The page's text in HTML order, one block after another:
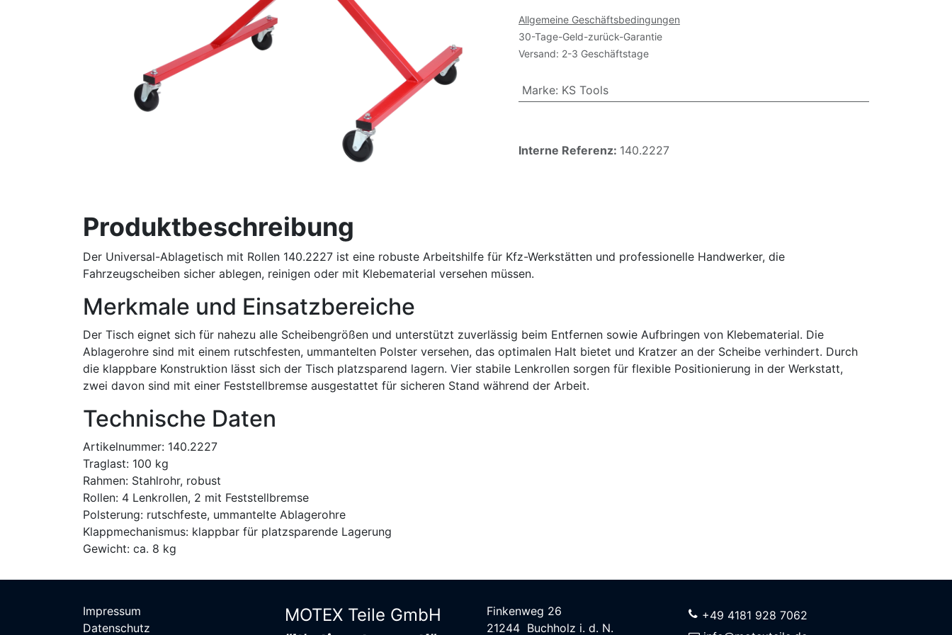
Allgemeine Geschäftsbedingungen
30-Tage-Geld-zurück-Garantie
Versand: 2-3 Geschäftstage
Marke: KS Tools
Interne Referenz: 140.2227
Produktbeschreibung
Der Universal-Ablagetisch mit Rollen 140.2227 ist eine robuste Arbeitshilfe für Kfz-Werkstätten und professionelle Handwerker, die
Fahrzeugscheiben sicher ablegen, reinigen oder mit Klebematerial versehen müssen.
Merkmale und Einsatzbereiche
Der Tisch eignet sich für nahezu alle Scheibengrößen und unterstützt zuverlässig beim Entfernen sowie Aufbringen von Klebematerial. Die
Ablagerohre sind mit einem rutschfesten, ummantelten Polster versehen, das optimalen Halt bietet und Kratzer an der Scheibe verhindert. Durch
die klappbare Konstruktion lässt sich der Tisch platzsparend lagern. Vier stabile Lenkrollen sorgen für flexible Positionierung in der Werkstatt,
zwei davon sind mit einer Feststellbremse ausgestattet für sicheren Stand während der Arbeit.
Technische Daten
Artikelnummer: 140.2227
Traglast: 100 kg
Rahmen: Stahlrohr, robust
Rollen: 4 Lenkrollen, 2 mit Feststellbremse
Polsterung: rutschfeste, ummantelte Ablagerohre
Klappmechanismus: klappbar für platzsparende Lagerung
Gewicht: ca. 8 kg
Impressum
Datenschutz
MOTEX Teile G​mbH
Finkenweg 26
21244 Buchholz i. d. N.
+49 4181 928 7062